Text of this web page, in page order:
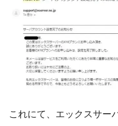
これにて、エックスサー